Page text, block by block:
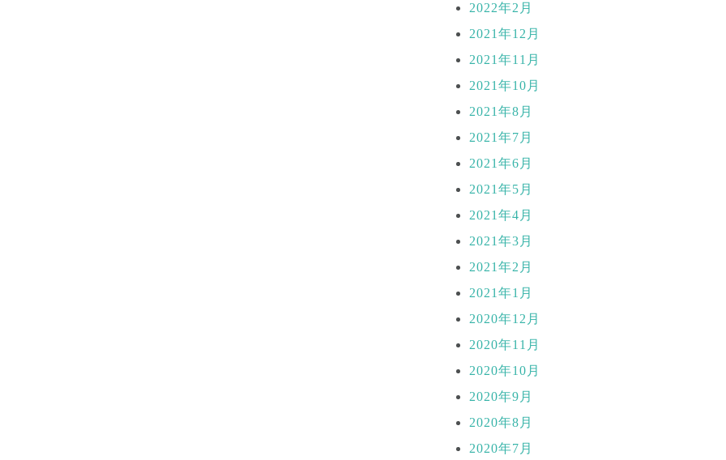
2022年2月
2021年12月
2021年11月
2021年10月
2021年8月
2021年7月
2021年6月
2021年5月
2021年4月
2021年3月
2021年2月
2021年1月
2020年12月
2020年11月
2020年10月
2020年9月
2020年8月
2020年7月